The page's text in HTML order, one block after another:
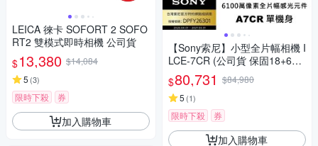
LEICA 徠卡 SOFORT 2 SOFO
RT2 雙模式即時相機 公司貨
$13,380 $14,084
5 (3)
限時下殺 券
加入購物車
【Sony索尼】小型全片幅相機 I
LCE-7CR (公司貨 保固18+6個
月) A7CR
$80,731 $84,980
5 (1)
限時下殺 券
加入購物車